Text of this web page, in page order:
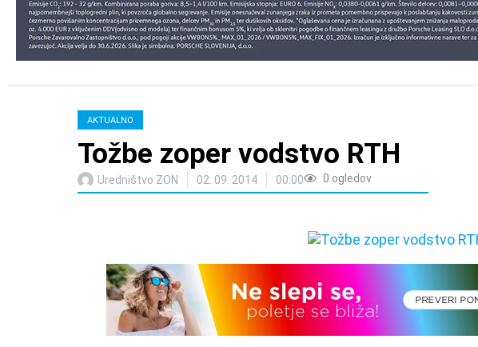
AKTUALNO
Tožbe zoper vodstvo RTH
Uredništvo ZON 02. 09. 2014 00:00 0 ogledov